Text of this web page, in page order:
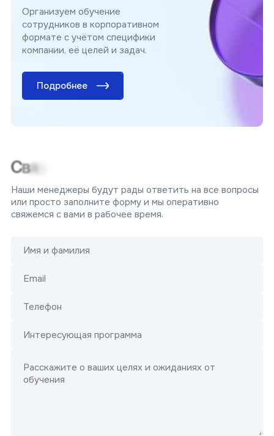
Организуем обучение
сотрудников в корпоративном
формате с учётом специфики
компании, её целей и задач.
Подробнее
Связ
Наши менеджеры будут рады ответить на все вопросы
или просто заполните форму и мы оперативно
свяжемся с вами в рабочее время.
Сообщение отправлено!